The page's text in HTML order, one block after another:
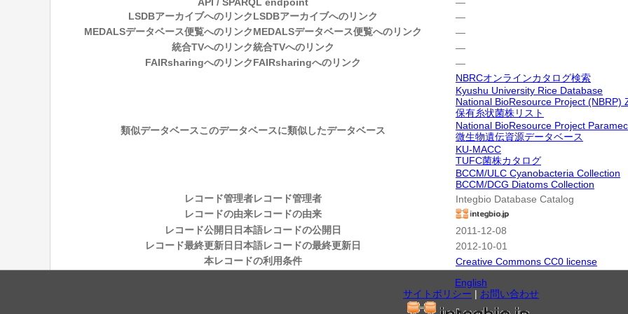
LSDBアーカイブへのリンクLSDBアーカイブへのリンク
―
MEDALSデータベース便覧へのリンクMEDALSデータベース便覧へのリンク
―
統合TVへのリンク統合TVへのリンク
―
FAIRsharingへのリンクFAIRsharingへのリンク ―
類似データベースこのデータベースに類似したデータベース
NBRCオンラインカタログ検索
Kyushu University Rice Database
National BioResource Project (NBRP)
保有糸状菌株リスト
National BioResource Project
微生物遺伝資源データベース
KU-MACC
TUFC菌株カタログ
BCCM/ULC Cyanobacteria Collection
BCCM/DCG Diatoms Collection
レコード管理者レコード管理者
Integbio Database Catalog
レコードの由来レコードの由来
レコード公開日 日本語レコードの公開日
2011-12-08
レコード最終更新日 日本語レコードの最終更新日
2012-10-01
本レコードの利用条件
Creative Commons CC0 license
English
サイトポリシー | お問い合わせ